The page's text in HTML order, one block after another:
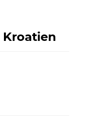
Kroatien